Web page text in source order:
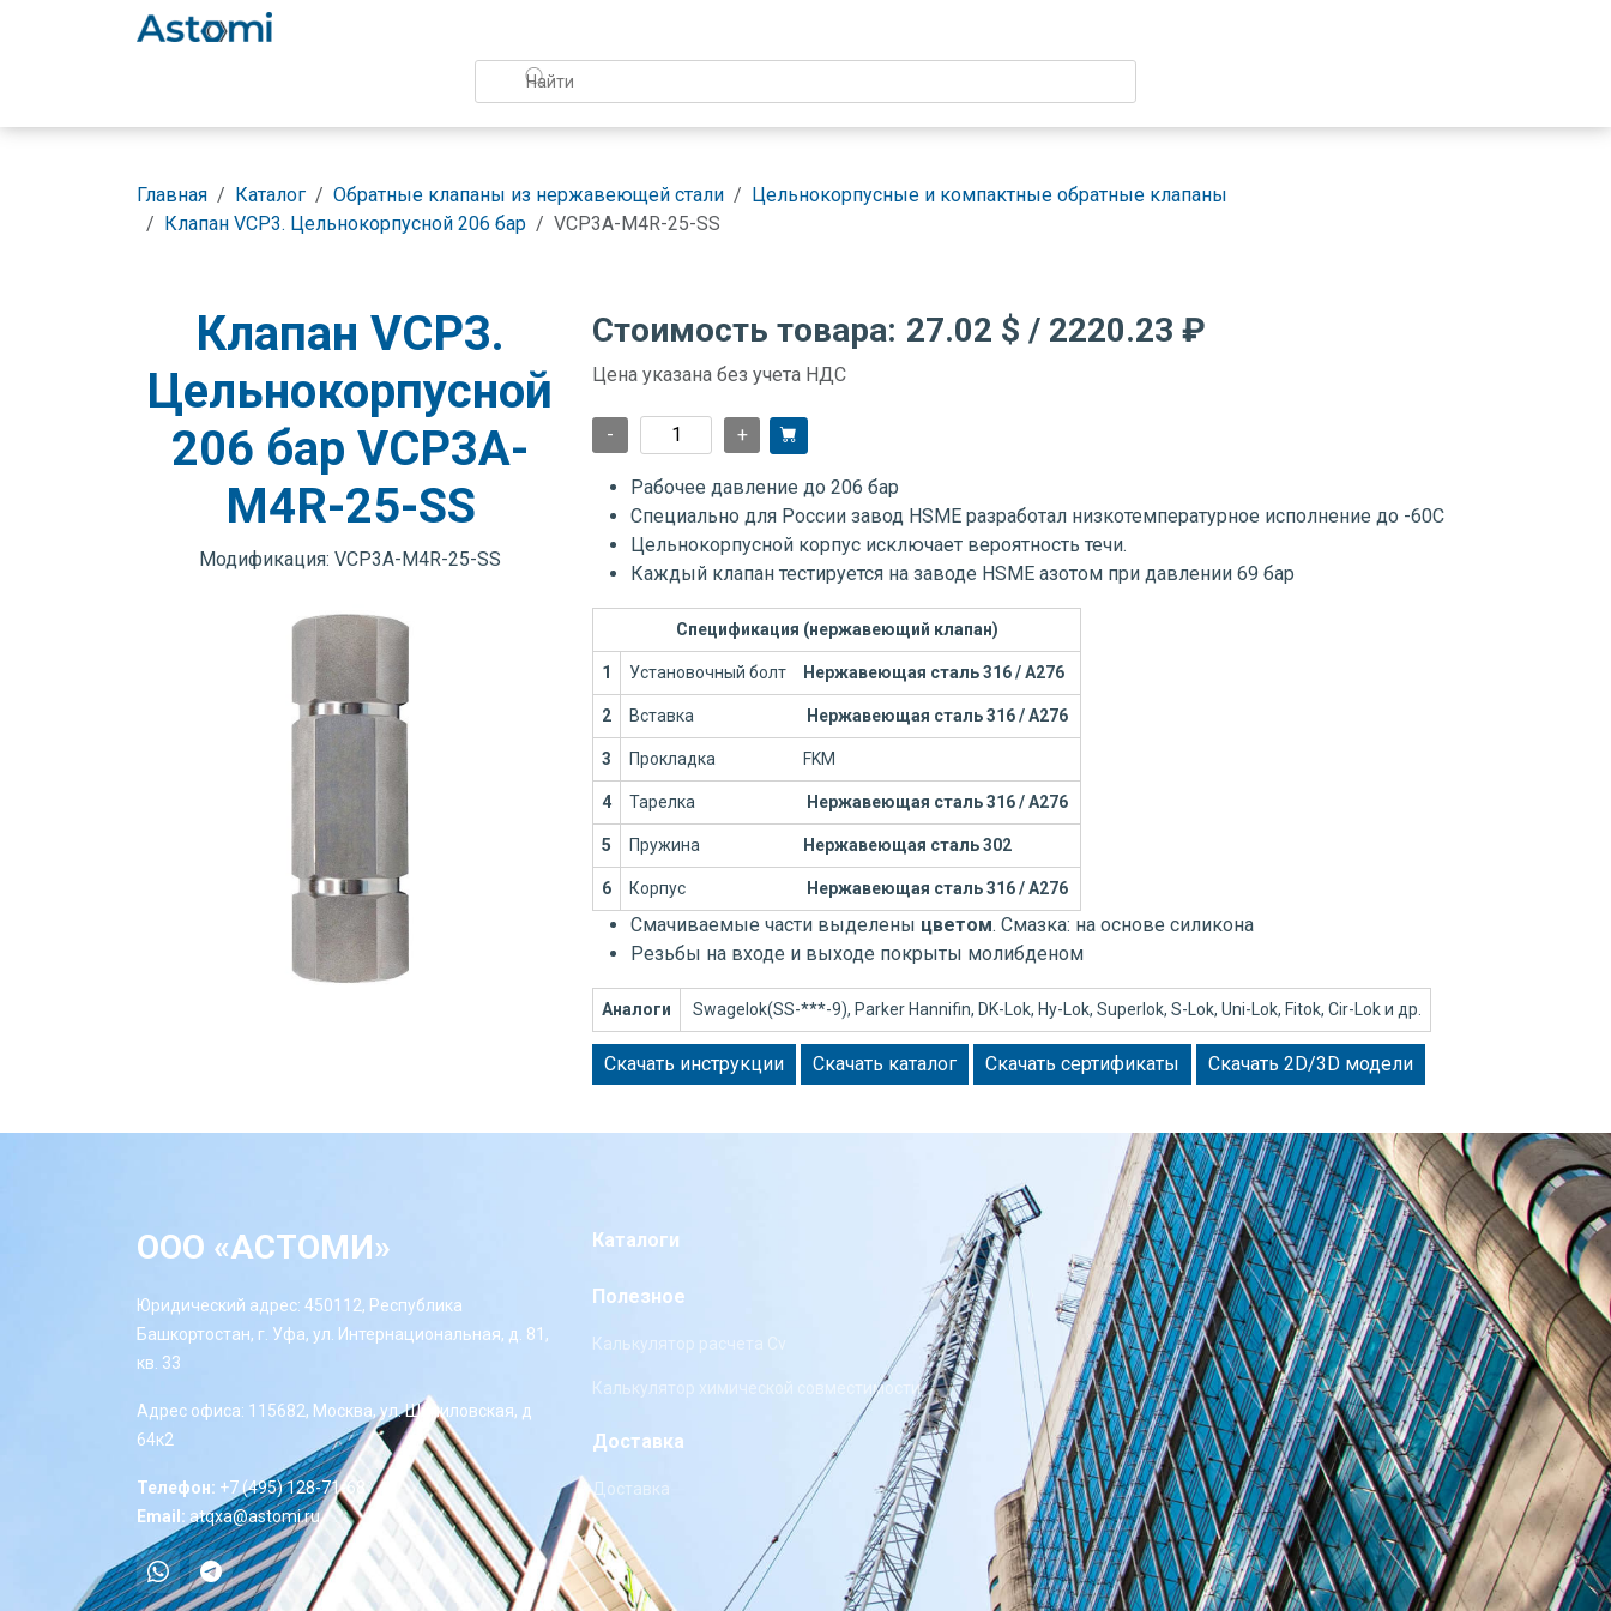
Главная Каталог Обратные клапаны из нержавеющей стали
Цельнокорпусные и компактные обратные клапаны
Клапан VCP3. Цельнокорпусной 206 бар
VCP3A-M4R-25-SS
Клапан VCP3.
Цельнокорпусной
206 бар VCP3A-
M4R-25-SS
Модификация: VCP3A-M4R-25-SS
Стоимость товара: 27.02 $ / 2220.23 ₽
Цена указана без учета НДС
- +
Рабочее давление до 206 бар
Специально для России завод HSME разработал низкотемпературное исполнение до -60С
Цельнокорпусной корпус исключает вероятность течи.
Каждый клапан тестируется на заводе HSME азотом при давлении 69 бар
Спецификация (нержавеющий клапан)
1 Установочный болт Нержавеющая сталь 316 / А276
2 Вставка Нержавеющая сталь 316 / А276
3 Прокладка FKM
4 Тарелка Нержавеющая сталь 316 / А276
5 Пружина Нержавеющая сталь 302
6 Корпус Нержавеющая сталь 316 / А276
Смачиваемые части выделены цветом. Смазка: на основе силикона
Резьбы на входе и выходе покрыты молибденом
Аналоги Swagelok(SS-***-9), Parker Hannifin, DK-Lok, Hy-Lok, Superlok, S-Lok, Uni-Lok, Fitok, Cir-Lok и др.
Скачать инструкции Скачать каталог Скачать сертификаты Скачать 2D/3D модели
ООО «АСТОМИ»
Юридический адрес: 450112, Республика
Башкортостан, г. Уфа, ул. Интернациональная, д. 81,
кв. 33
Адрес офиса: 115682, Москва, ул. Шипиловская, д
64к2
Телефон: +7 (495) 128-71-68
Email: atqxa@astomi.ru
Каталоги
Полезное
Калькулятор расчета Cv
Калькулятор химической совместимости
Доставка
Доставка